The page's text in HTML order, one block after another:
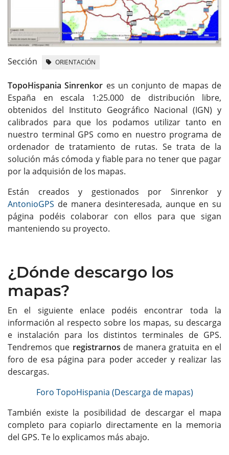
Sección ORIENTACIÓN
TopoHispania Sinrenkor es un conjunto de mapas de
España en escala 1:25.000 de distribución libre,
obtenidos del Instituto Geográfico Nacional (IGN) y
calibrados para que los podamos utilizar tanto en
nuestro terminal GPS como en nuestro programa de
ordenador de tratamiento de rutas. Se trata de la
solución más cómoda y fiable para no tener que pagar
por la adquisión de los mapas.
Están creados y gestionados por Sinrenkor y
AntonioGPS de manera desinteresada, aunque en su
página podéis colaborar con ellos para que sigan
manteniendo su proyecto.
¿Dónde descargo los
mapas?
En el siguiente enlace podéis encontrar toda la
información al respecto sobre los mapas, su descarga
e instalación para los distintos terminales de GPS.
Tendremos que registrarnos de manera gratuita en el
foro de esa página para poder acceder y realizar las
descargas.
Foro TopoHispania (Descarga de mapas)
También existe la posibilidad de descargar el mapa
completo para copiarlo directamente en la memoria
del GPS. Te lo explicamos más abajo.